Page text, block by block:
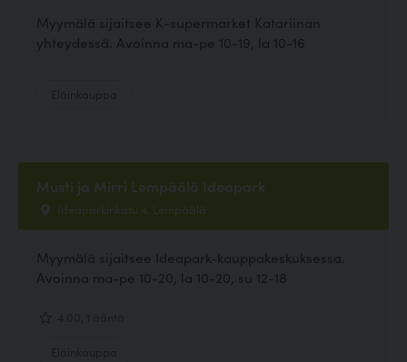
Myymälä sijaitsee K-supermarket Katariinan
yhteydessä. Avoinna ma-pe 10-19, la 10-16
Musti ja Mirri Lempäälä Ideapark
Ideaparkinkatu 4, Lempäälä
Myymälä sijaitsee Ideapark-kauppakeskuksessa.
Avoinna ma-pe 10-20, la 10-20, su 12-18